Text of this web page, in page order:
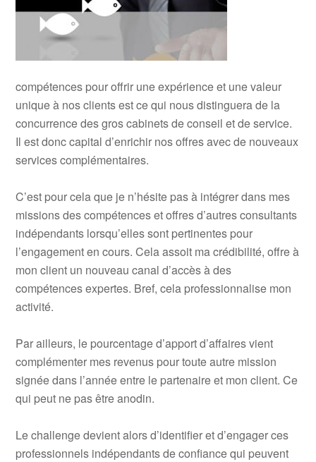
compétences pour offrir une expérience et une valeur
unique à nos clients est ce qui nous distinguera de la
concurrence des gros cabinets de conseil et de service.
Il est donc capital d’enrichir nos offres avec de nouveaux
services complémentaires.
C’est pour cela que je n’hésite pas à intégrer dans mes
missions des compétences et offres d’autres consultants
indépendants lorsqu’elles sont pertinentes pour
l’engagement en cours. Cela assoit ma crédibilité, offre à
mon client un nouveau canal d’accès à des
compétences expertes. Bref, cela professionnalise mon
activité.
Par ailleurs, le pourcentage d’apport d’affaires vient
complémenter mes revenus pour toute autre mission
signée dans l’année entre le partenaire et mon client. Ce
qui peut ne pas être anodin.
Le challenge devient alors d’identifier et d’engager ces
professionnels indépendants de confiance qui peuvent